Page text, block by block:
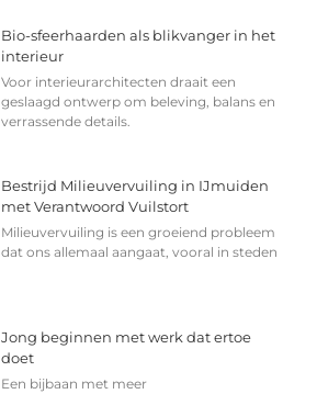
Bio-sfeerhaarden als blikvanger in het
interieur
Voor interieurarchitecten draait een
geslaagd ontwerp om beleving, balans en
verrassende details.
Bestrijd Milieuvervuiling in IJmuiden
met Verantwoord Vuilstort
Milieuvervuiling is een groeiend probleem
dat ons allemaal aangaat, vooral in steden
Jong beginnen met werk dat ertoe
doet
Een bijbaan met meer